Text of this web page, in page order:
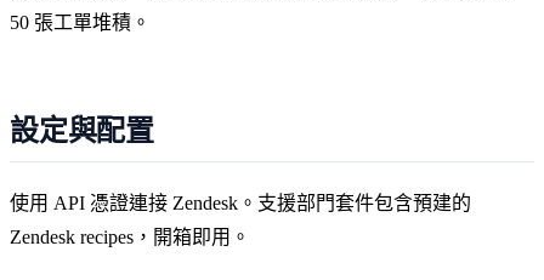
50 張工單堆積。
設定與配置
使用 API 憑證連接 Zendesk。支援部門套件包含預建的
Zendesk recipes，開箱即用。